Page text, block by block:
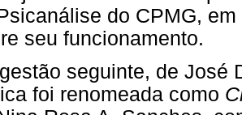
do CPMG,
seu funcionamento.
seguinte, de José
foi renomeada como